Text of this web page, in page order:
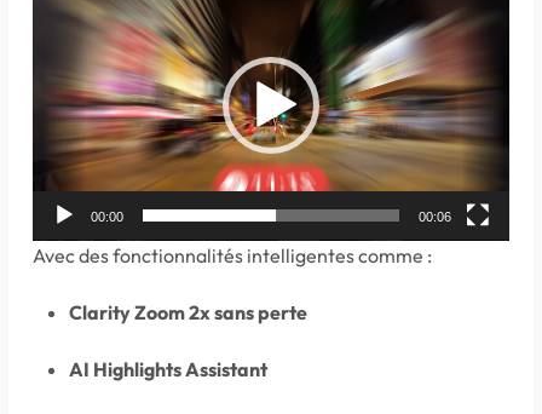
vidéo
00:00 00:06
Avec des fonctionnalités intelligentes comme :
Clarity Zoom 2x sans perte
AI Highlights Assistant